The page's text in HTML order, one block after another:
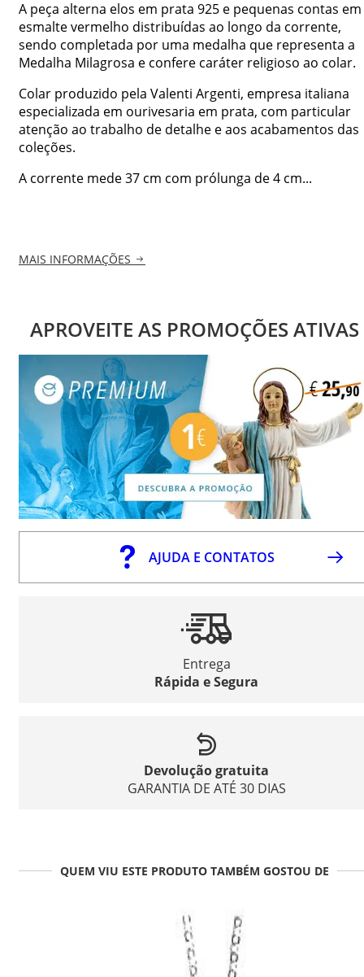
A peça alterna elos em prata 925 e pequenas contas em
esmalte vermelho distribuídas ao longo da corrente,
sendo completada por uma medalha que representa a
Medalha Milagrosa e confere caráter religioso ao colar.
Colar produzido pela Valenti Argenti, empresa italiana
especializada em ourivesaria em prata, com particular
atenção ao trabalho de detalhe e aos acabamentos das
coleções.
A corrente mede 37 cm com prólunga de 4 cm...
MAIS INFORMAÇÕES
APROVEITE AS PROMOÇÕES ATIVAS
AJUDA E CONTATOS
Entrega
Rápida e Segura
Devolução gratuita
GARANTIA DE ATÉ 30 DIAS
QUEM VIU ESTE PRODUTO TAMBÉM GOSTOU DE